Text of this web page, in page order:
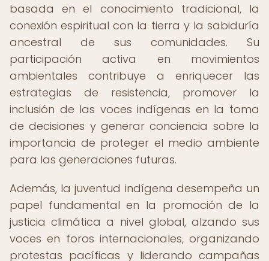
basada en el conocimiento tradicional, la
conexión espiritual con la tierra y la sabiduría
ancestral de sus comunidades. Su
participación activa en movimientos
ambientales contribuye a enriquecer las
estrategias de resistencia, promover la
inclusión de las voces indígenas en la toma
de decisiones y generar conciencia sobre la
importancia de proteger el medio ambiente
para las generaciones futuras.
Además, la juventud indígena desempeña un
papel fundamental en la promoción de la
justicia climática a nivel global, alzando sus
voces en foros internacionales, organizando
protestas pacíficas y liderando campañas